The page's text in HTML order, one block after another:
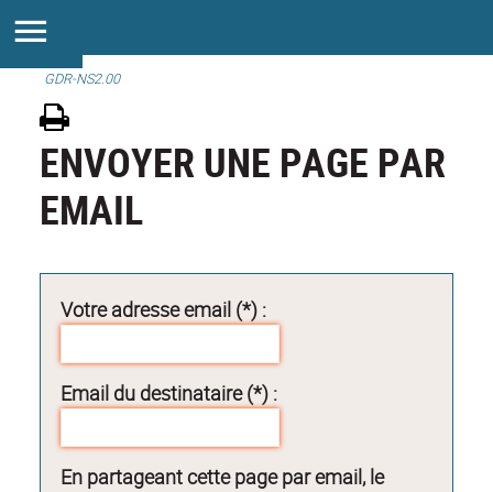
GDR-NS2.00
ENVOYER UNE PAGE PAR
EMAIL
Votre adresse email (*) :
Email du destinataire (*) :
En partageant cette page par email, le